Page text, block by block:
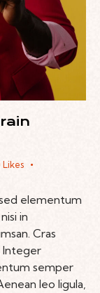
Likes
elementum
in
Cras
Integer
semper
leo ligula,